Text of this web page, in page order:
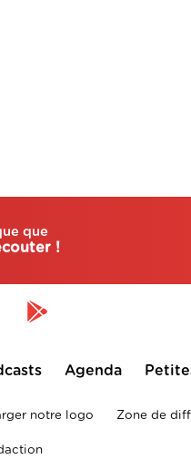
que
!
Agenda
notre logo Zone de